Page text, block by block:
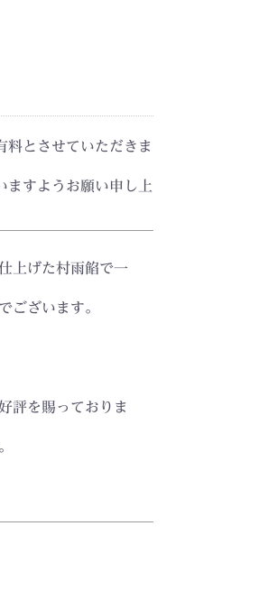
料とさせていただきま
ますようお願い申し上
上げた村雨餡で一
ございます。
評を賜っておりま